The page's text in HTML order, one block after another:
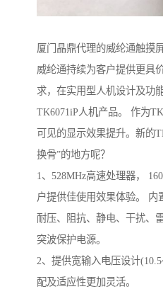
厦门晶鼎代理的威纶通触摸
威纶通持续为客户提供更具
求，在实用型人机设计及功
TK6071iP人机产品。 作为
可见的显示效果提升。新的
换骨”的地方呢？
1、528MHz高速处理器，
户提供佳使用效果体验。 内
耐压、阻抗、静电、干扰、
突波保护电源。
2、提供宽输入电压设计
配及适应性更加灵活。